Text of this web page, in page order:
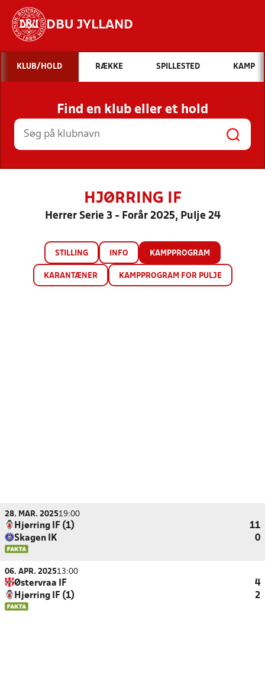
DBU JYLLAND
Hvad vil du søge efter?
INDHOLD OG NYHEDER
STILLINGER, RESULTATER, KLUBBER OG
HOLD
KLUB/HOLD RÆKKE SPILLESTED KAMP
Find en klub eller et hold
HJØRRING IF
Herrer Serie 3 - Forår 2025, Pulje 24
STILLING INFO KAMPPROGRAM
KARANTÆNER KAMPPROGRAM FOR PULJE
28. MAR. 202519:00
Hjørring IF (1)
11
Skagen IK
0
06. APR. 202513:00
Østervraa IF
4
Hjørring IF (1)
2